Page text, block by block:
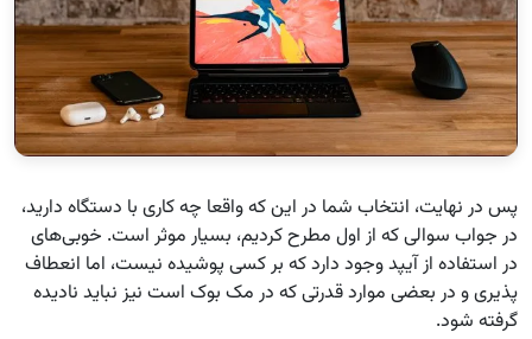
پس در نهایت، انتخاب شما در این که واقعا چه کاری با دستگاه دارید،
در جواب سوالی که از اول مطرح کردیم، بسیار موثر است. خوبی‌های
در استفاده از آیپد وجود دارد که بر کسی پوشیده نیست، اما انعطاف
پذیری و در بعضی موارد قدرتی که در مک بوک است نیز نباید نادیده
گرفته شود.